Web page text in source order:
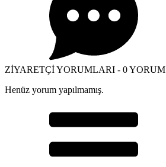
ZİYARETÇİ YORUMLARI - 0 YORUM
Henüz yorum yapılmamış.